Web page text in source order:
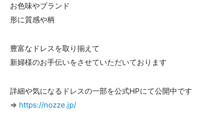
お色味やブランド
形に質感や柄
豊富なドレスを取り揃えて
新婦様のお手伝いをさせていただいております
詳細や気になるドレスの一部を公式HPにて公開中です
⇒ https://nozze.jp/